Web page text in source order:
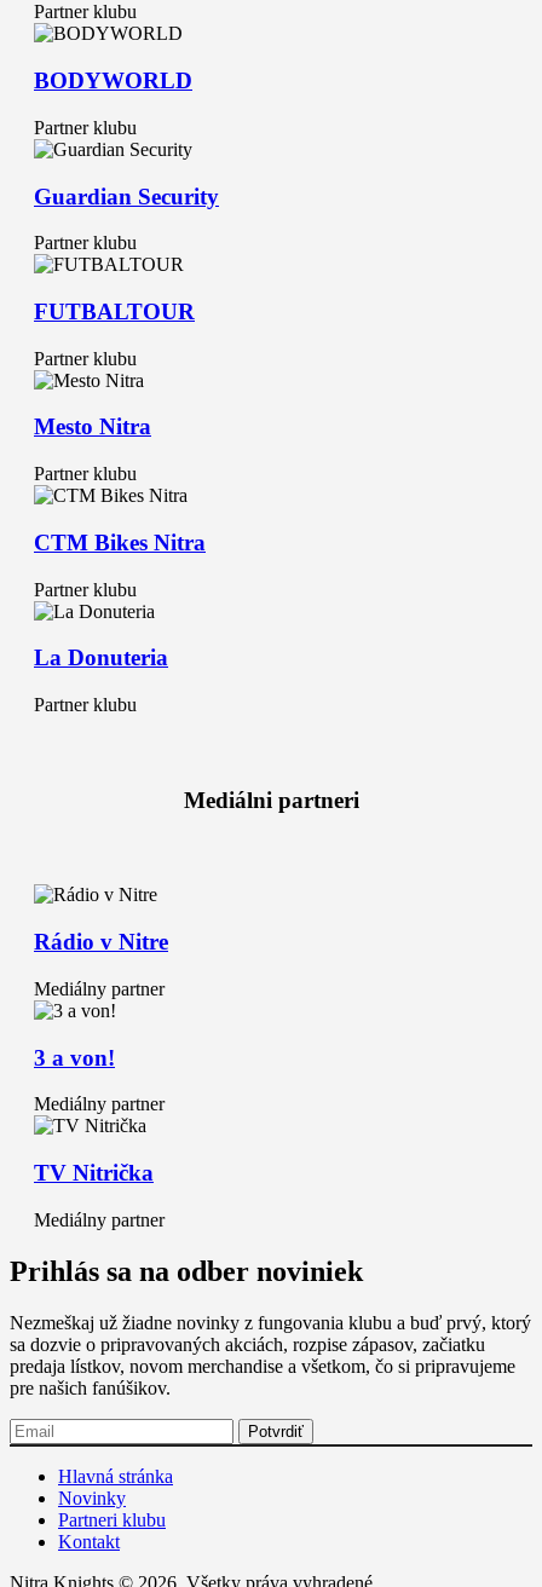
Partner klubu
BODYWORLD
Partner klubu
Guardian Security
Partner klubu
FUTBALTOUR
Partner klubu
Mesto Nitra
Partner klubu
CTM Bikes Nitra
Partner klubu
La Donuteria
Partner klubu
Mediálni partneri
Rádio v Nitre
Mediálny partner
3 a von!
Mediálny partner
TV Nitrička
Mediálny partner
Prihlás sa na odber noviniek
Nezmeškaj už žiadne novinky z fungovania klubu a buď prvý, ktorý
sa dozvie o pripravovaných akciách, rozpise zápasov, začiatku
predaja lístkov, novom merchandise a všetkom, čo si pripravujeme
pre našich fanúšikov.
Hlavná stránka
Novinky
Partneri klubu
Kontakt
Nitra Knights © 2026. Všetky práva vyhradené